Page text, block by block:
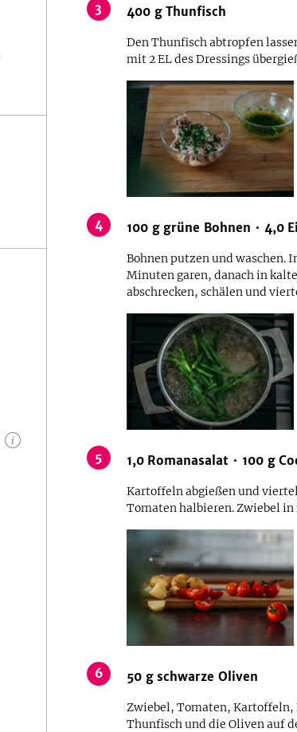
3 400 g Thunfisch
Den Thunfisch abtropfen
mit 2 EL des Dressings
4 100 g grüne Bohnen 4,0
Bohnen putzen und waschen.
Minuten garen, danach in
abschrecken, schälen und
5 1,0 Romanasalat 100 g
Kartoffeln abgießen und
Tomaten halbieren. Zwiebel in
6 50 g schwarze Oliven
Zwiebel, Tomaten, Kartoffeln,
Thunfisch und die Oliven auf